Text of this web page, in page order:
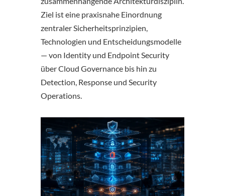
Ziel ist eine praxisnahe Einordnung
zentraler Sicherheitsprinzipien,
Technologien und Entscheidungsmodelle
— von Identity und Endpoint Security
über Cloud Governance bis hin zu
Detection, Response und Security
Operations.